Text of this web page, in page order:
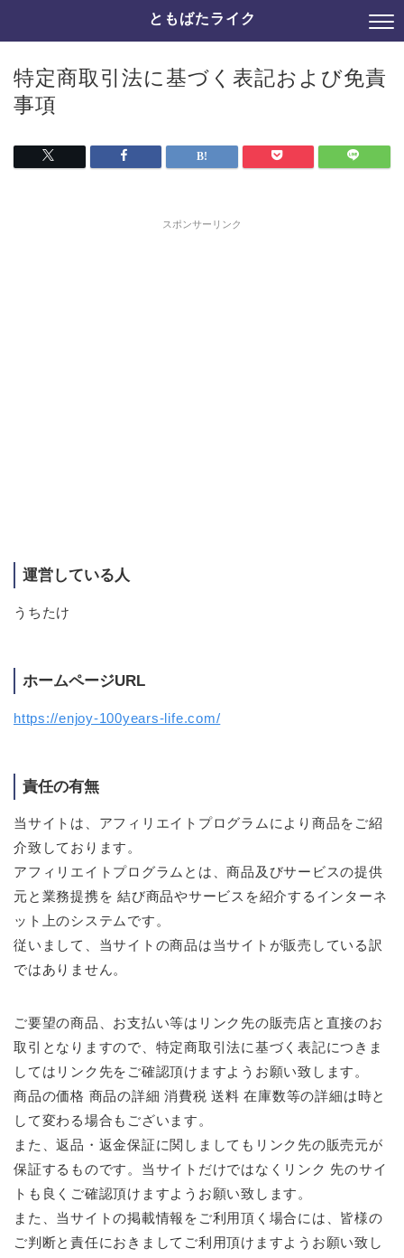
ともばたライク
特定商取引法に基づく表記および免責
事項
スポンサーリンク
運営している人
うちたけ
ホームページURL
https://enjoy-100years-life.com/
責任の有無
当サイトは、アフィリエイトプログラムにより商品をご紹
介致しております。
アフィリエイトプログラムとは、商品及びサービスの提供
元と業務提携を 結び商品やサービスを紹介するインターネ
ット上のシステムです。
従いまして、当サイトの商品は当サイトが販売している訳
ではありません。
ご要望の商品、お支払い等はリンク先の販売店と直接のお
取引となりますので、特定商取引法に基づく表記につきま
してはリンク先をご確認頂けますようお願い致します。
商品の価格 商品の詳細 消費税 送料 在庫数等の詳細は時と
して変わる場合もございます。
また、返品・返金保証に関しましてもリンク先の販売元が
保証するものです。当サイトだけではなくリンク 先のサイ
トも良くご確認頂けますようお願い致します。
また、当サイトの掲載情報をご利用頂く場合には、皆様の
ご判断と責任におきましてご利用頂けますようお願い致し